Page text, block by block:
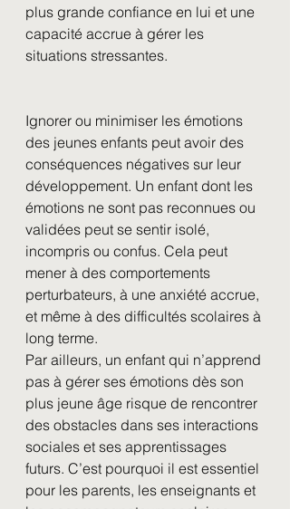
plus grande confiance en lui et une
capacité accrue à gérer les
situations stressantes.
Ignorer ou minimiser les émotions
des jeunes enfants peut avoir des
conséquences négatives sur leur
développement. Un enfant dont les
émotions ne sont pas reconnues ou
validées peut se sentir isolé,
incompris ou confus. Cela peut
mener à des comportements
perturbateurs, à une anxiété accrue,
et même à des difficultés scolaires à
long terme.
Par ailleurs, un enfant qui n’apprend
pas à gérer ses émotions dès son
plus jeune âge risque de rencontrer
des obstacles dans ses interactions
sociales et ses apprentissages
futurs. C’est pourquoi il est essentiel
pour les parents, les enseignants et